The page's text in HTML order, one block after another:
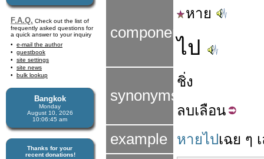
F.A.Q. Check out the list of
frequently asked questions for
a quick answer to your inquiry
e-mail the author
guestbook
site settings
site news
bulk lookup
Bangkok
Monday
August 10, 2026
10:06:46 am
Thanks for your
recent donations!
components
หาย
ไป
synonyms
ชิ่ง
ลบเลือน
example หายไปเฉย ๆ